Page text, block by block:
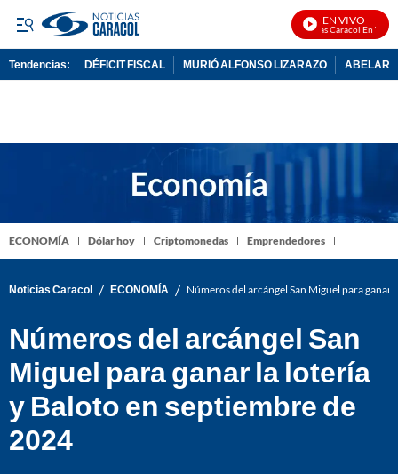
EN VIVO
Noticias Caracol En Vivo
Tendencias: DÉFICIT FISCAL MURIÓ ALFONSO LIZARAZO
ECONOMÍA Dólar hoy Criptomonedas Emprendedores
Noticias Caracol / ECONOMÍA / Números del arcángel San Miguel para
Números del arcángel San
Miguel para ganar la lotería
y Baloto en septiembre de
2024